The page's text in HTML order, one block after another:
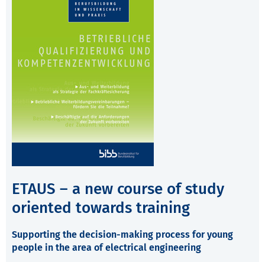
ETAUS – a new course of study
oriented towards training
Supporting the decision-making process for young
people in the area of electrical engineering